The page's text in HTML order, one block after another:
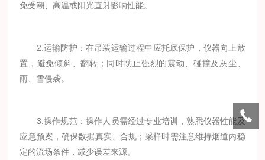
免受潮、高温或阳光直射影响性能。
2.运输防护：在吊装运输过程中应托底保护，仪器向上放
置，避免倾斜、翻转；同时防止强烈的震动、碰撞及灰尘、
雨、雪侵袭。
3.操作规范：操作人员需经过专业培训，熟悉仪器性能及
应急预案，确保数据真实、合规；采样时需注意维持烟道内稳
定的流场条件，减少误差来源。